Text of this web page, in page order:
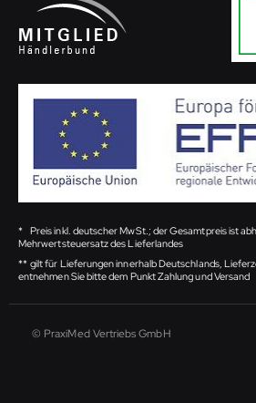
* Preis inkl. deutscher MwSt.; der Gesamtpreis ist
Mehrwertsteuersatz des Lieferlandes
** gilt für Lieferungen innerhalb Deutschlands,
entnehmen Sie bitte dem Punkt Zahlung und Versand
© PraxiMed Vertriebs GmbH